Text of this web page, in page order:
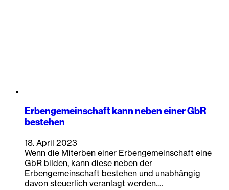
Erbengemeinschaft kann neben einer GbR
bestehen
18. April 2023
Wenn die Miterben einer Erbengemeinschaft eine
GbR bilden, kann diese neben der
Erbengemeinschaft bestehen und unabhängig
davon steuerlich veranlagt werden.…